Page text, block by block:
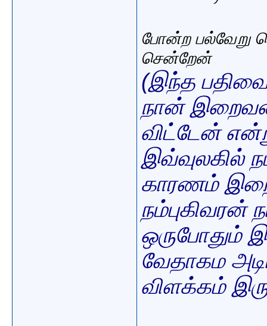
போன்ற பல்வேறு
சென்றேன்
(இந்த பதிவை
நான்
விட்டேன்
இவ்வுலகில்
காரணம்
ஒருபோதும்
வேதாகம
விளக்கம்